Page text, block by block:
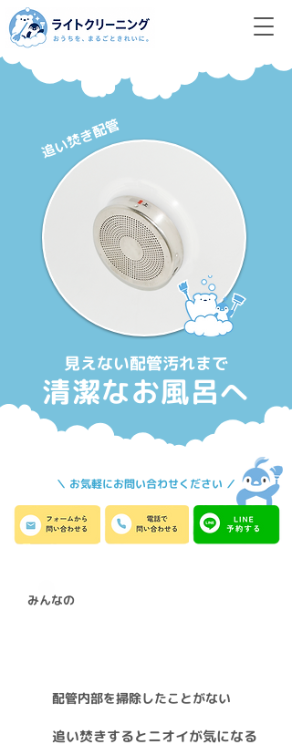
追い焚き配管
見えない配管汚れまで
清潔なお風呂へ
＼ お気軽にお問い合わせください ／
みんなの
配管内部を掃除したことがない
追い焚きするとニオイが気になる